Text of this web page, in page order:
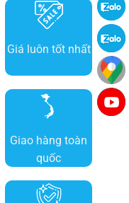
Giá luôn tốt nhất
Giao hàng toàn
quốc